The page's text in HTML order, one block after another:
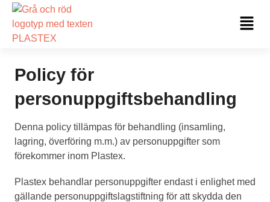
Hoppa
innehåll
Policy för
personuppgiftsbehandling
Denna policy tillämpas för behandling (insamling,
lagring, överföring m.m.) av personuppgifter som
förekommer inom Plastex.
Plastex behandlar personuppgifter endast i enlighet med
gällande personuppgiftslagstiftning för att skydda den